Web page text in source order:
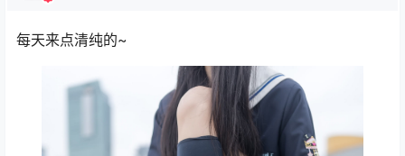
每天来点清纯的~